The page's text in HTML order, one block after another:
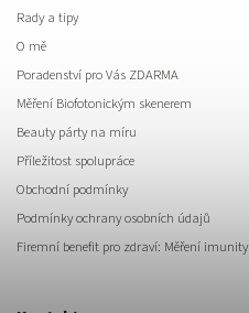
Rady a tipy
O mě
Poradenství pro Vás ZDARMA
Měření Biofotonickým skenerem
Beauty párty na míru
Příležitost spolupráce
Obchodní podmínky
Podmínky ochrany osobních údajů
Firemní benefit pro zdraví: Měření imunity